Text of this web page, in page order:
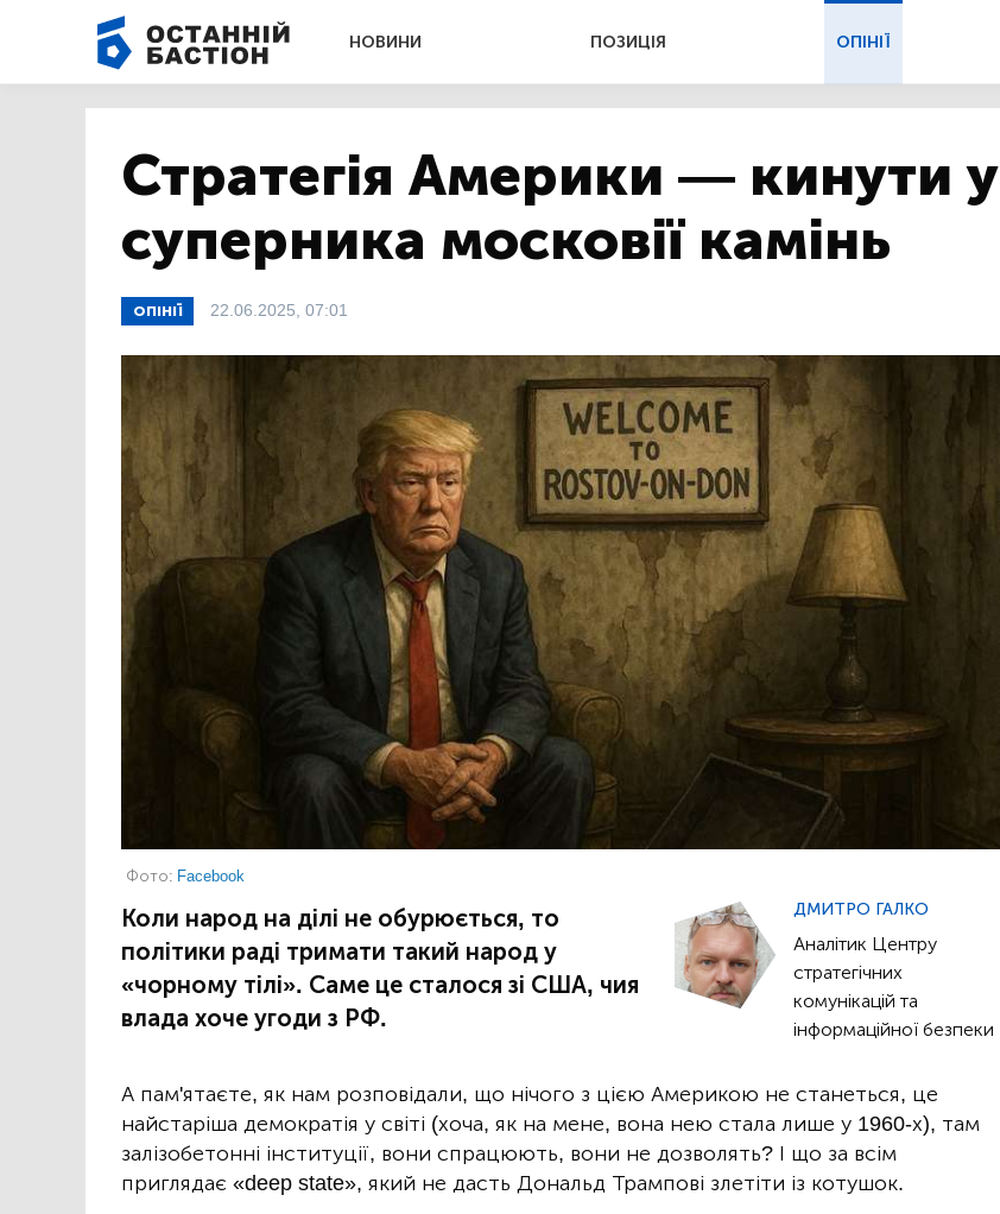
НОВИНИ ПОЗИЦІЯ ОПІНІЇ
Стратегія Америки — кинути у
суперника московії камінь
ОПІНІЇ 22.06.2025, 07:01
Фото: Facebook
Коли народ на ділі не обурюється, то
політики раді тримати такий народ у
«чорному тілі». Саме це сталося зі США, чия
влада хоче угоди з РФ.
ДМИТРО ГАЛКО
Аналітик Центру
стратегічних
комунікацій та
інформаційної безпеки
А пам'ятаєте, як нам розповідали, що нічого з цією Америкою не станеться, це
найстаріша демократія у світі (хоча, як на мене, вона нею стала лише у 1960-х), там
залізобетонні інституції, вони спрацюють, вони не дозволять? І що за всім
приглядає «deep state», який не дасть Дональд Трампові злетіти із котушок.